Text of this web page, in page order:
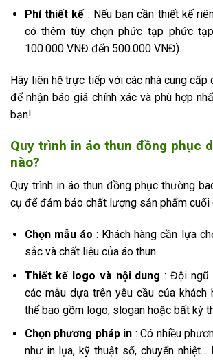
Phí thiết kế : Nếu bạn cần thiết kế
có thêm tùy chọn phức tạp phức
100.000 VNĐ đến 500.000 VNĐ).
Hãy liên hệ trực tiếp với các nhà cung cấp
để nhận báo giá chính xác và phù hợp
bạn!
Quy trình in áo thun đồng phục
nào?
Quy trình in áo thun đồng phục thường
cụ để đảm bảo chất lượng sản phẩm cuối
Chọn mẫu áo : Khách hàng cần lựa
sắc và chất liệu của áo thun.
Thiết kế logo và nội dung : Đội ngũ
các mẫu dựa trên yêu cầu của khách
thể bao gồm logo, slogan hoặc bất kỳ
Chọn phương pháp in : Có nhiều
như in lụa, kỹ thuật số, chuyển nhiệt…